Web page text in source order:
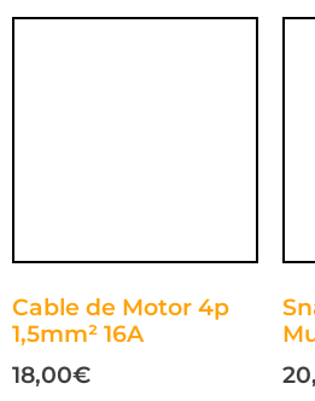
Cable de Motor 4p
1,5mm² 16A
18,00€